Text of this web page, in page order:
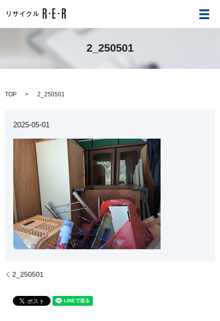
メ
2_250501
TOP 2_250501
2025-05-01
2_250501